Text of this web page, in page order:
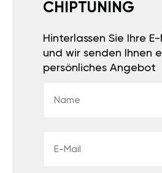
CHIPTUNING
Hinterlassen Sie Ihre
und wir senden Ihnen
persönliches Angebot